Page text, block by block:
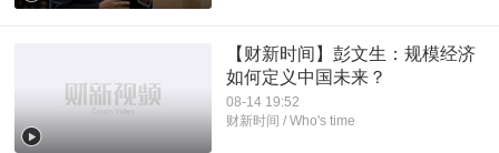
【财新时间】彭文生：规模经济
如何定义中国未来？
08-14 19:52
财新时间 / Who's time